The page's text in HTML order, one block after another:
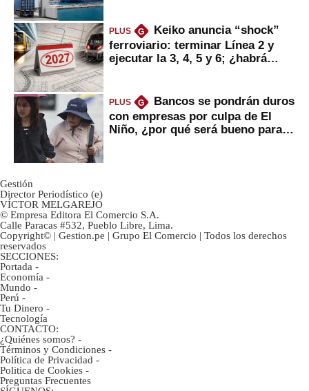
PLUS G
Keiko anuncia “shock”
ferroviario: terminar Línea 2 y
ejecutar la 3, 4, 5 y 6; ¿habrá
PLUS G
Bancos se pondrán duros
con empresas por culpa de El
Niño, ¿por qué será bueno para
Gestión
Director Periodístico (e)
VÍCTOR MELGAREJO
© Empresa Editora El Comercio S.A.
Calle Paracas #532, Pueblo Libre, Lima.
Copyright© | Gestion.pe | Grupo El Comercio | Todos los derechos
reservados
SECCIONES:
Portada -
Economía -
Mundo -
Perú -
Tu Dinero -
Tecnología
CONTACTO:
¿Quiénes somos? -
Términos y Condiciones -
Política de Privacidad -
Politica de Cookies -
Preguntas Frecuentes